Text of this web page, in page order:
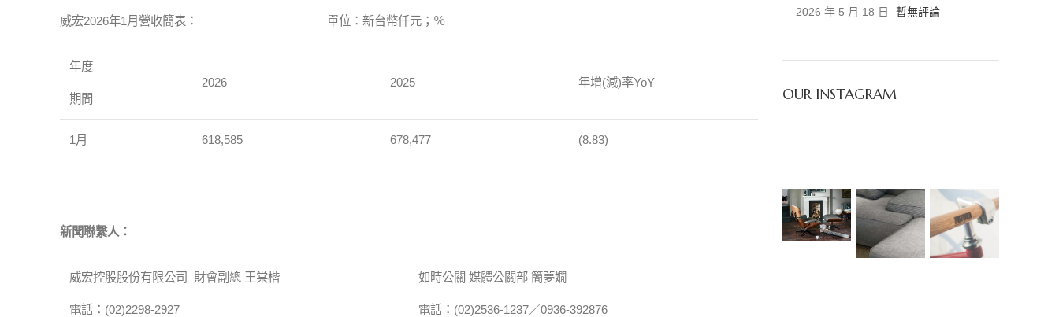
威宏2026年1月營收簡表： 單位：新台幣仟元；％
年度
期間
2026 2025 年增(減)率YoY
1月 618,585 678,477 (8.83)
新聞聯繫人：
威宏控股股份有限公司 財會副總 王棠楷
電話：(02)2298-2927
如時公關 媒體公關部 簡夢嫺
電話：(02)2536-1237／0936-392876
2026 年 5 月 18 日
暫無評論
OUR INSTAGRAM